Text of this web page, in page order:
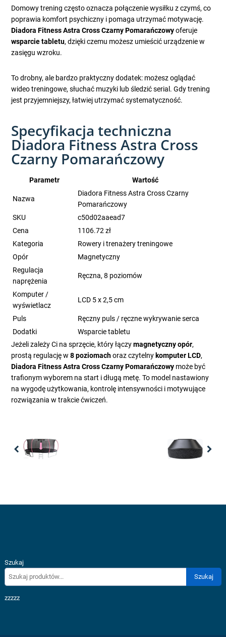
Domowy trening często oznacza połączenie wysiłku z czymś, co
poprawia komfort psychiczny i pomaga utrzymać motywację.
Diadora Fitness Astra Cross Czarny Pomarańczowyoferuje
wsparcie tabletu, dzięki czemu możesz umieścić urządzenie w
zasięgu wzroku.
To drobny, ale bardzo praktyczny dodatek: możesz oglądać
wideo treningowe, słuchać muzyki lub śledzić serial. Gdy trening
jest przyjemniejszy, łatwiej utrzymać systematyczność.
Specyfikacja techniczna
Diadora Fitness Astra Cross
Czarny Pomarańczowy
Parametr Wartość
Nazwa
Diadora Fitness Astra Cross Czarny
Pomarańczowy
SKU
c50d02aaead7
Cena
1106.72 zł
Kategoria
Rowery i trenażery treningowe
Opór
Magnetyczny
Regulacja
naprężenia
Ręczna, 8 poziomów
Komputer /
wyświetlacz
LCD 5 x 2,5 cm
Puls
Ręczny puls / ręczne wykrywanie serca
Dodatki
Wsparcie tabletu
Jeżeli zależy Ci na sprzęcie, który łączymagnetyczny opór,
prostą regulację w8 poziomachoraz czytelny komputer LCD,
Diadora Fitness Astra Cross Czarny Pomarańczowy może być
trafionym wyborem na start i długą metę. To model nastawiony
na wygodę użytkowania, kontrolę intensywności i motywujące
rozwiązania w trakcie ćwiczeń.
Szukaj
Szukaj
zzzzz